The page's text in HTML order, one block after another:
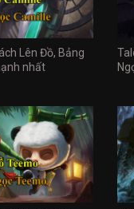
Lên Đồ, Bảng
nhất